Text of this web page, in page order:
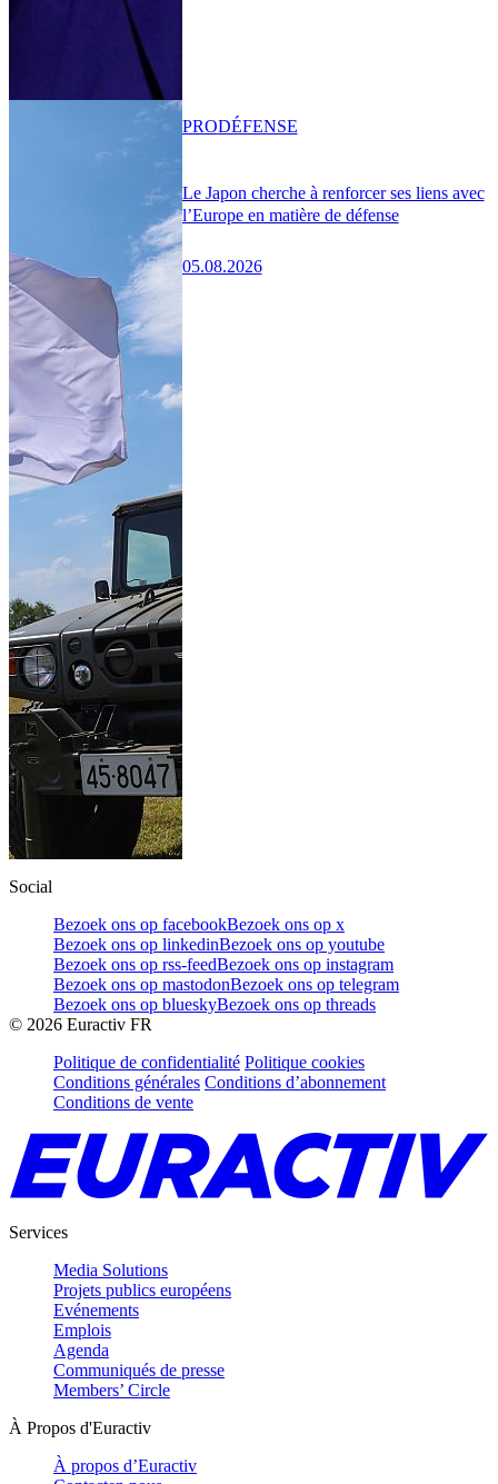
Le Japon cherche à renforcer ses liens avec
l’Europe en matière de défense
05.08.2026
PRODÉFENSE
Social
Bezoek ons op facebookBezoek ons op x
Bezoek ons op linkedinBezoek ons op youtube
Bezoek ons op rss-feedBezoek ons op instagram
Bezoek ons op mastodonBezoek ons op telegram
Bezoek ons op blueskyBezoek ons op threads
© 2026 Euractiv FR
Politique de confidentialité Politique cookies
Conditions générales Conditions d’abonnement
Conditions de vente
Services
Media Solutions
Projets publics européens
Evénements
Emplois
Agenda
Communiqués de presse
Members’ Circle
À Propos d'Euractiv
À propos d’Euractiv